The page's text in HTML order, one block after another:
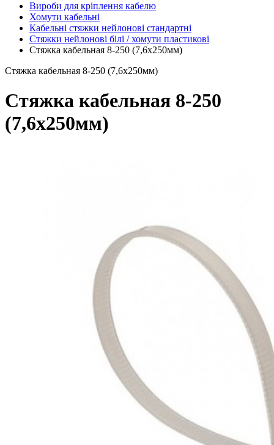
Вироби для кріплення кабелю
Хомути кабельні
Кабельні стяжки нейлонові стандартні
Стяжки нейлонові білі / хомути пластикові
Стяжка кабельная 8-250 (7,6х250мм)
Стяжка кабельная 8-250 (7,6х250мм)
Стяжка кабельная 8-250
(7,6х250мм)